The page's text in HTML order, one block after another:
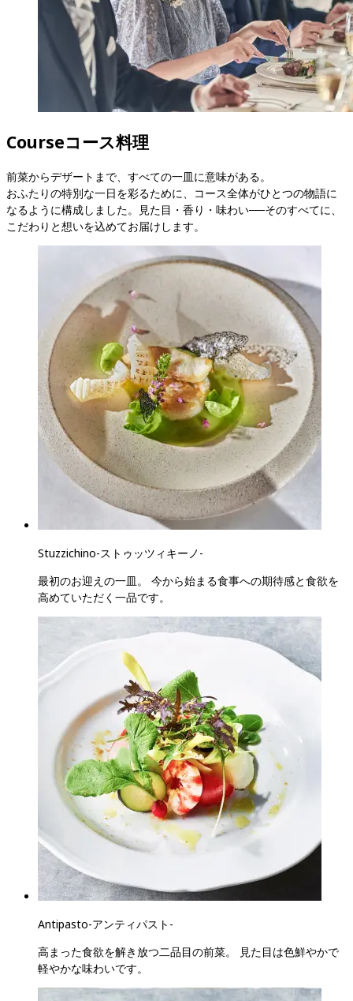
Courseコース料理
前菜からデザートまで、すべての一皿に意味がある。
おふたりの特別な一日を彩るために、コース全体がひとつの物語に
なるように構成しました。見た目・香り・味わい──そのすべてに、
こだわりと想いを込めてお届けします。
Stuzzichino-ストゥッツィキーノ -
最初のお迎えの一皿。 今から始まる食事への期待感と食欲を
高めていただく一品です。
Antipasto-アンティパスト -
高まった食欲を解き放つ二品目の前菜。 見た目は色鮮やかで
軽やかな味わいです。